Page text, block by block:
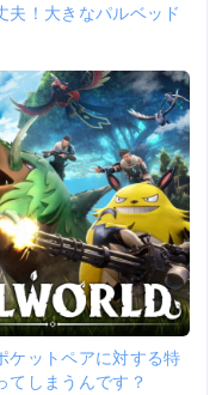
夫！大きなパルベッド
ケットペアに対する特
てしまうんです？